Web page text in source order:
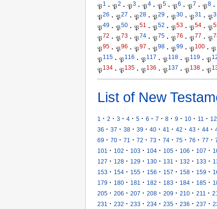
𝔓1 · 𝔓2 · 𝔓3 · 𝔓4 · 𝔓5 · 𝔓6 · 𝔓7 · 𝔓8 ·
𝔓26 · 𝔓27 · 𝔓28 · 𝔓29 · 𝔓30 · 𝔓31 · 𝔓
𝔓49 · 𝔓50 · 𝔓51 · 𝔓52 · 𝔓53 · 𝔓54 · 𝔓
𝔓72 · 𝔓73 · 𝔓74 · 𝔓75 · 𝔓76 · 𝔓77 · 𝔓
𝔓95 · 𝔓96 · 𝔓97 · 𝔓98 · 𝔓99 · 𝔓100 · 𝔓
𝔓115 · 𝔓116 · 𝔓117 · 𝔓118 · 𝔓119 · 𝔓
𝔓134 · 𝔓135 · 𝔓136 · 𝔓137 · 𝔓138 · 𝔓
List of New
1 · 2 · 3 · 4 · 5 · 6 · 7 · 8 · 9 · 10 · 11 · 12
36 · 37 · 38 · 39 · 40 · 41 · 42 · 43 · 44 ·
69 · 70 · 71 · 72 · 73 · 74 · 75 · 76 · 77 ·
101
· 102 · 103 · 104 · 105 · 106 · 107 ·
127 · 128 · 129 · 130 · 131 · 132 · 133 ·
153 · 154 · 155 · 156 · 157 · 158 · 159 ·
179 · 180 · 181 · 182 · 183 · 184 · 185 ·
205 · 206 · 207 · 208 · 209 · 210 · 211 ·
231
· 232 · 233 · 234 · 235 · 236 · 237 ·